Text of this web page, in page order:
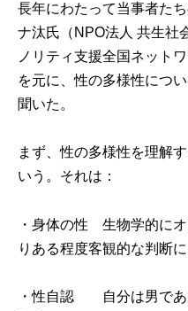
長年にわたって当事者た
ナ汰氏（NPO法人 共生社
ノリティ支援全国ネット
を元に、性の多様性につ
聞いた。
まず、性の多様性を理解
いう。それは：
・身体の性 生物学的に
りある程度客観的な判断
・性自認 自分は男であ